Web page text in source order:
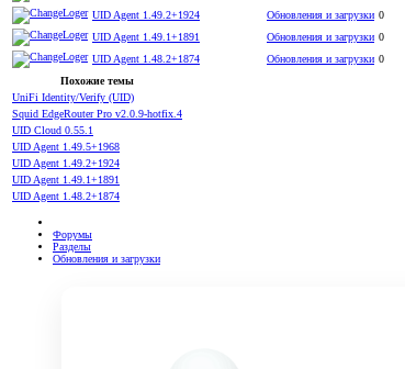
UID Agent 1.49.2+1924
Обновления и загрузки 0
UID Agent 1.49.1+1891
Обновления и загрузки 0
UID Agent 1.48.2+1874
Обновления и загрузки 0
Похожие темы
UniFi Identity/Verify (UID)
Squid EdgeRouter Pro v2.0.9-hotfix.4
UID Cloud 0.55.1
UID Agent 1.49.5+1968
UID Agent 1.49.2+1924
UID Agent 1.49.1+1891
UID Agent 1.48.2+1874
Форумы
Разделы
Обновления и загрузки